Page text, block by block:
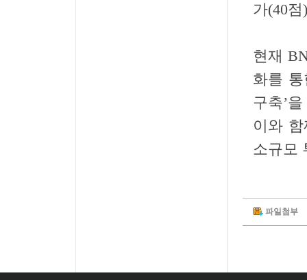
가(40
현재
화를
구축’
이와
소규모
파일첨부